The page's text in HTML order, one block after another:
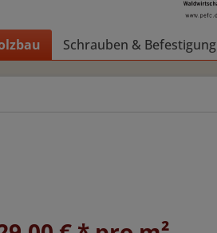
Schrauben & Befestigung